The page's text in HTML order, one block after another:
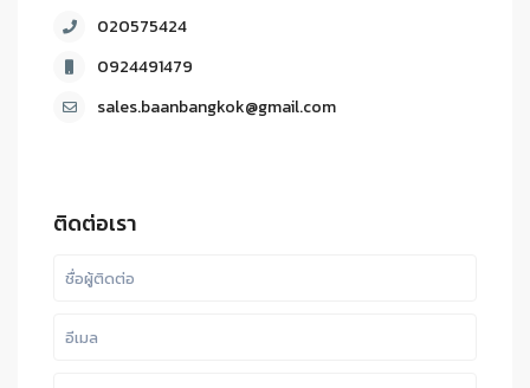
020575424
0924491479
sales.baanbangkok@gmail.com
ติดต่อเรา